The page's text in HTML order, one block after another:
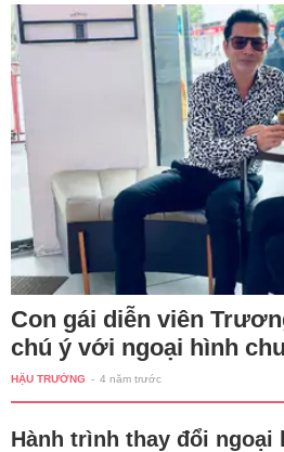
Con gái diễn viên
chú ý với ngoại hình
HẬU TRƯỜNG - 4 năm trước
Hành trình thay đổi ngoại